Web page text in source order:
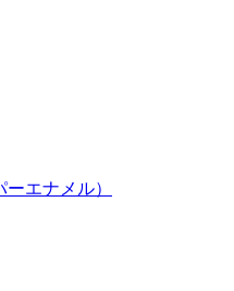
ーエナメル）